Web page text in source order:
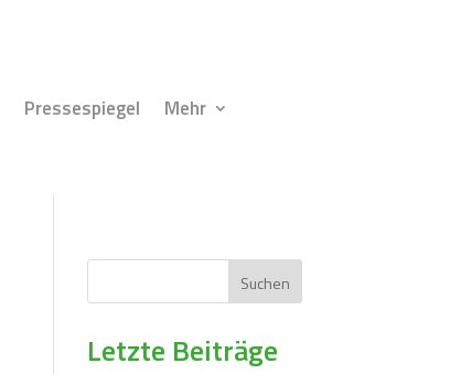
Pressespiegel Mehr
Suchen
Letzte Beiträge